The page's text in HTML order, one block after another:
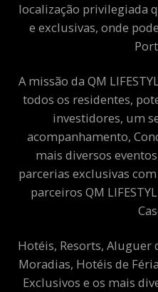
localização privilegiada
e exclusivas, onde
A missão da QM
todos os residentes,
investidores, um
acompanhamento,
mais diversos
parcerias exclusivas
parceiros QM
Hotéis, Resorts, Aluguer
Moradias, Hotéis de
Exclusivos e os mais